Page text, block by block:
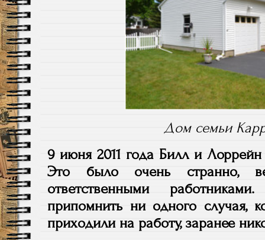
Дом семьи
9 июня 2011 года Билл и
Это было очень странно,
ответственными
припомнить ни одного случая,
приходили на работу, заранее